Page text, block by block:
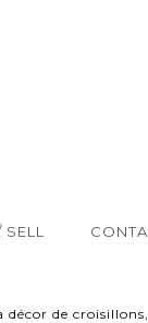
SELL
décor de